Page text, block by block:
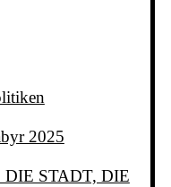
2025
DIE STADT, DIE